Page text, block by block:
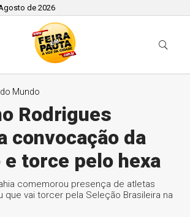
de 2026
Mundo
Rodrigues
convocação da
e torce pelo hexa
comemorou presença de atletas
que vai torcer pela Seleção Brasileira na